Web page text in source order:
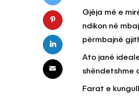
Gjëja më e
ndikon në
përmbajnë
Ato janë
shëndetshme
Farat e